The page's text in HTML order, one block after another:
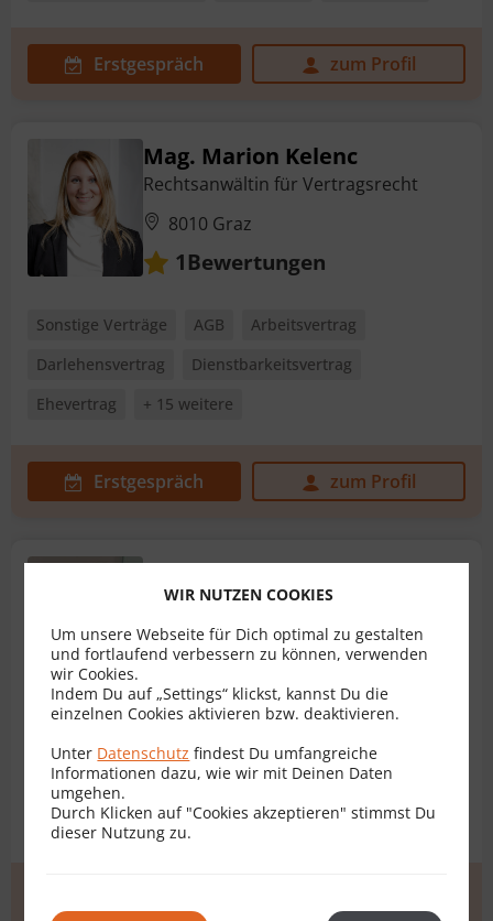
Erstgespräch zum Profil
Mag. Marion Kelenc
Rechtsanwältin für Vertragsrecht
8010 Graz
1Bewertungen
Sonstige Verträge AGB
Arbeitsvertrag
Darlehensvertrag
Dienstbarkeitsvertrag
Ehevertrag
+ 15 weitere
Erstgespräch zum Profil
Rechtsanwalt für Vertragsrecht
1130 Wien
Sonstige Verträge
Erbvertrag
Immobilienkaufvertrag
Kaufvertrag
Mietvertrag
Pachtvertrag
+ 5 weitere
WIR NUTZEN COOKIES
Um unsere Webseite für Dich optimal zu gestalten
und fortlaufend verbessern zu können, verwenden
wir Cookies.
Indem Du auf „Settings“ klickst, kannst Du die
einzelnen Cookies aktivieren bzw. deaktivieren.
Unter Datenschutz findest Du umfangreiche
Informationen dazu, wie wir mit Deinen Daten
umgehen.
Durch Klicken auf "Cookies akzeptieren" stimmst Du
dieser Nutzung zu.